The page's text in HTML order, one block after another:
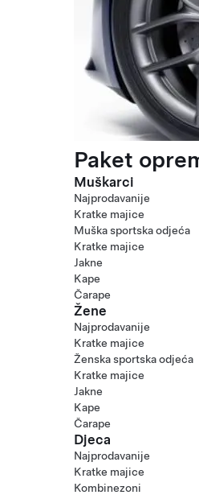
Paket
Muškarci
Najprodavanije
Kratke majice
Muška sportska odjeća
Kratke majice
Jakne
Kape
Čarape
Žene
Najprodavanije
Kratke majice
Ženska sportska odjeća
Kratke majice
Jakne
Kape
Čarape
Djeca
Najprodavanije
Kratke majice
Kombinezoni